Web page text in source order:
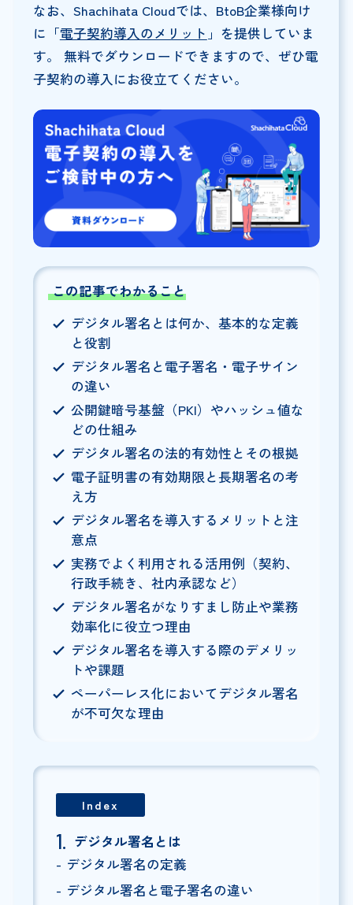
なお、Shachihata Cloudでは、BtoB企業様向け
に「電子契約導入のメリット 」を提供していま
す。 無料でダウンロードできますので、ぜひ電
子契約の導入にお役立てください。
この記事でわかること
デジタル署名とは何か、基本的な定義
と役割
デジタル署名と電子署名・電子サイン
の違い
公開鍵暗号基盤（PKI）やハッシュ値な
どの仕組み
デジタル署名の法的有効性とその根拠
電子証明書の有効期限と長期署名の考
え方
デジタル署名を導入するメリットと注
意点
実務でよく利用される活用例（契約、
行政手続き、社内承認など）
デジタル署名がなりすまし防止や業務
効率化に役立つ理由
デジタル署名を導入する際のデメリッ
トや課題
ペーパーレス化においてデジタル署名
が不可欠な理由
Index
デジタル署名とは
デジタル署名の定義
デジタル署名と電子署名の違い